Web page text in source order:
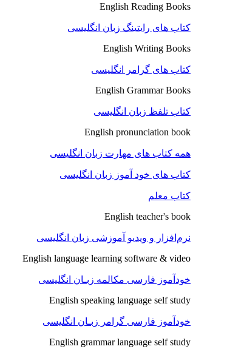
English Reading Books
کتاب های رایتینگ زبان انگلیسی
English Writing Books
کتاب های گرامر انگلیسی
English Grammar Books
کتاب تلفظ زبان انگلیسی
English pronunciation book
همه کتاب های مهارت زبان انگلیسی
کتاب های خود آموز زبان انگلیسی
کتاب معلم
English teacher's book
نرم‌افزار و ویدیو آموزشی زبان انگلیسی
English language learning software & video
خودآموز فارسی مکالمه زبـان انگلیسی
English speaking language self study
خودآموز فارسی گرامر زبـان انگلیسی
English grammar language self study